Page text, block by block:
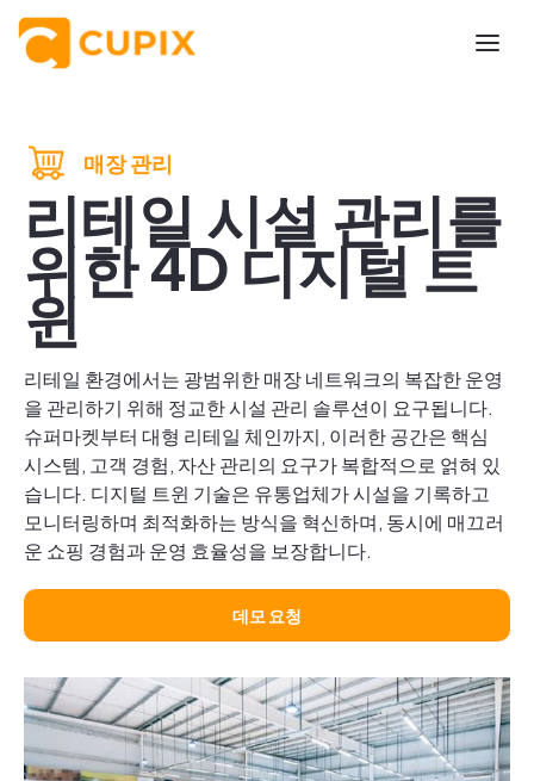
매장 관리
리테일 시설 관리를
위한 4D 디지털 트
윈
리테일 환경에서는 광범위한 매장 네트워크의 복잡한 운영
을 관리하기 위해 정교한 시설 관리 솔루션이 요구됩니다.
슈퍼마켓부터 대형 리테일 체인까지, 이러한 공간은 핵심
시스템, 고객 경험, 자산 관리의 요구가 복합적으로 얽혀 있
습니다. 디지털 트윈 기술은 유통업체가 시설을 기록하고
모니터링하며 최적화하는 방식을 혁신하며, 동시에 매끄러
운 쇼핑 경험과 운영 효율성을 보장합니다.
데모 요청